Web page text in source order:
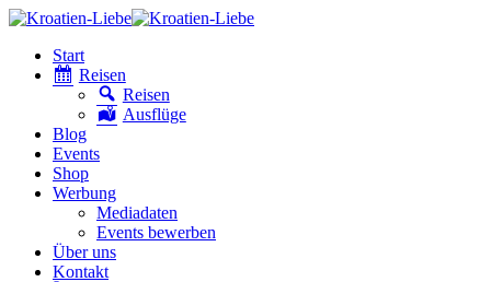
Start
Reisen
Reisen
Ausflüge
Blog
Events
Shop
Werbung
Mediadaten
Events bewerben
Über uns
Kontakt